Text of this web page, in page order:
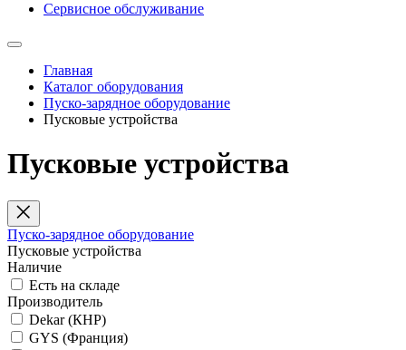
Сервисное обслуживание
Главная
Каталог оборудования
Пуско-зарядное оборудование
Пусковые устройства
Пусковые устройства
Пуско-зарядное оборудование
Пусковые устройства
Наличие
Есть на складе
Производитель
Dekar (КНР)
GYS (Франция)